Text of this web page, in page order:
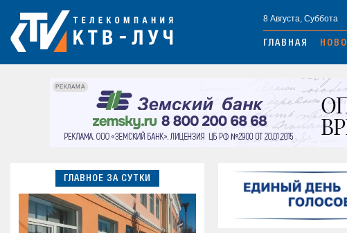
8 Августа, Суббота
ГЛАВНАЯ
РЕКЛАМА
ГЛАВНОЕ ЗА СУТКИ